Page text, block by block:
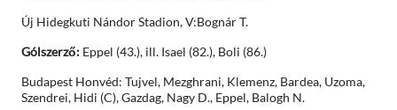
Új Hidegkuti Nándor Stadion, V:Bognár T.
Gólszerző:Eppel (43.), ill. Isael (82.), Boli (86.)
Budapest Honvéd: Tujvel, Mezghrani, Klemenz, Bardea, Uzoma,
Szendrei, Hidi (C), Gazdag, Nagy D., Eppel, Balogh N.